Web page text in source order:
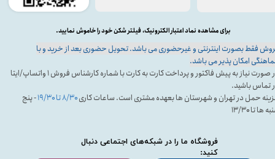
فروشگاه ما را در شبکه‌های اجتماعی دنبال
کنید:
فقط بصورت اینترنتی و غیرحضوری می باشد. تحویل حضوری بعد از خرید و با
امکان پذیر می باشد.
در صورت نیاز به پیش فاکتور و پرداخت کارت به کارت با شماره کارشناس فروش ۱ واتساپ/ایتا
تماس باشید.
حمل در تهران و شهرستان ها بعهده مشتری است. ساعات کاری۸/۳۰ تا ۱۹/۳۰
- پنج
ها تا ۱۳/۳۰
برای مشاهده نماد اعتبار الکترونیک، فیلتر شکن خود را خاموش نمایید.